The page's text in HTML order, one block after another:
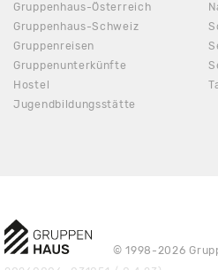
Gruppenhaus-Österreich
Gruppenhaus-Schweiz
Gruppenreisen
Gruppenunterkünfte
Hostel
Jugendbildungsstätte
© 1998-2026